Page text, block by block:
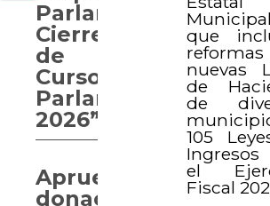
Municipal
que
nuevas
de
de
105
Ingresos
el
Fiscal
Parlamentaria.
Cierre
de
Curso
Parlamentario
2026”
Aprueban
donaciones